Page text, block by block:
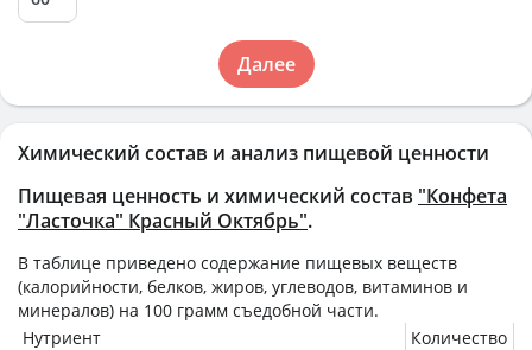
Химический состав и анализ пищевой ценности
Пищевая ценность и химический состав "Конфета
"Ласточка" Красный Октябрь".
В таблице приведено содержание пищевых веществ
(калорийности, белков, жиров, углеводов, витаминов и
минералов) на 100 грамм съедобной части.
Нутриент
Количество
Далее